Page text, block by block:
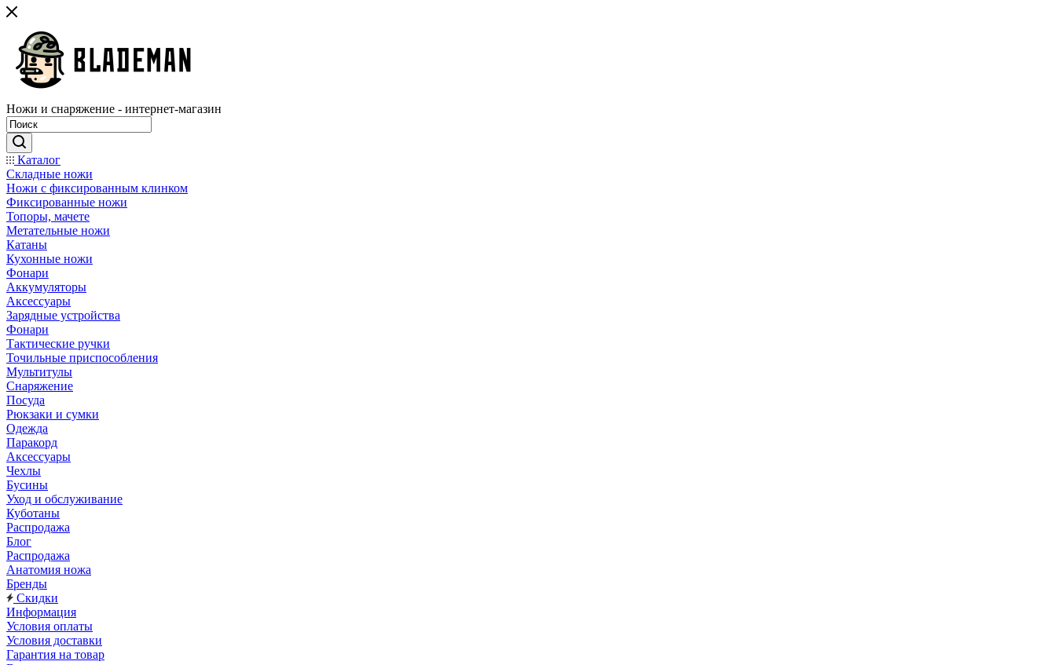
Ножи и снаряжение - интернет-магазин
Каталог
Складные ножи
Ножи с фиксированным клинком
Фиксированные ножи
Топоры, мачете
Метательные ножи
Катаны
Кухонные ножи
Фонари
Аккумуляторы
Аксессуары
Зарядные устройства
Фонари
Тактические ручки
Точильные приспособления
Мультитулы
Снаряжение
Посуда
Рюкзаки и сумки
Одежда
Паракорд
Аксессуары
Чехлы
Бусины
Уход и обслуживание
Куботаны
Распродажа
Блог
Распродажа
Анатомия ножа
Бренды
Скидки
Информация
Условия оплаты
Условия доставки
Гарантия на товар